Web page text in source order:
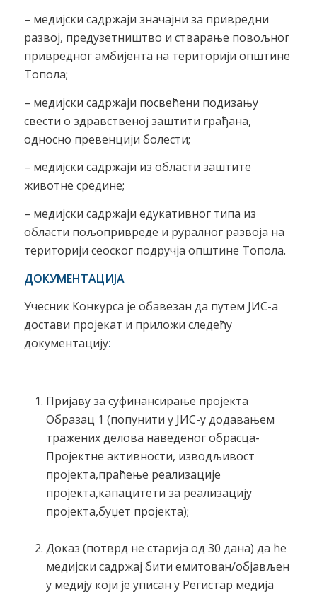
– медијски садржаји значајни за привредни
развој, предузетништво и стварање повољног
привредног амбијента на територији општине
Топола;
– медијски садржаји посвећени подизању
свести о здравственој заштити грађана,
односно превенцији болести;
– медијски садржаји из области заштите
животне средине;
– медијски садржаји едукативног типа из
области пољопривреде и руралног развоја на
територији сеоског подручја општине Топола.
ДОКУМЕНТАЦИЈA
Учесник Конкурса је обавезан да путем ЈИС-а
достави пројекат и приложи следећу
документацију:
Пријаву за суфинансирање пројекта
Образац 1 (попунити у ЈИС-у додавањем
тражених делова наведеног обрасца-
Пројектне активности, изводљивост
пројекта,праћење реализације
пројекта,капацитети за реализацију
пројекта,буџет пројекта);
Доказ (потврд не старија од 30 дана) да ће
медијски садржаj бити емитован/објављен
у медију који је уписан у Регистар медија